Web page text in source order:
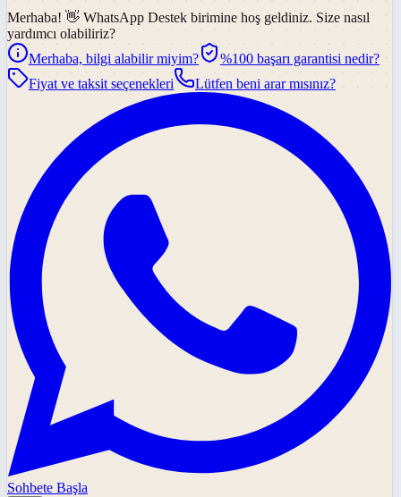
Merhaba! 👋 WhatsApp Destek birimine hoş geldiniz. Size nasıl
yardımcı olabiliriz?
Merhaba, bilgi alabilir miyim?
%100 başarı garantisi nedir?
Fiyat ve taksit seçenekleri
Lütfen beni arar mısınız?
Sohbete Başla